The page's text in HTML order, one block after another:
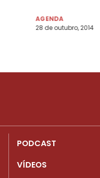
AGENDA
28 de outubro, 2014
PODCAST
VÍDEOS